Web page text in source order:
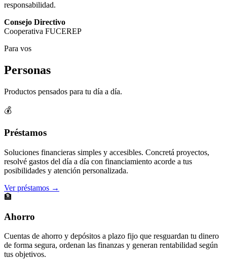
responsabilidad.
Consejo Directivo
Cooperativa FUCEREP
Para vos
Personas
Productos pensados para tu día a día.
💰
Préstamos
Soluciones financieras simples y accesibles. Concretá proyectos,
resolvé gastos del día a día con financiamiento acorde a tus
posibilidades y atención personalizada.
Ver préstamos →
🏦
Ahorro
Cuentas de ahorro y depósitos a plazo fijo que resguardan tu dinero
de forma segura, ordenan las finanzas y generan rentabilidad según
tus objetivos.